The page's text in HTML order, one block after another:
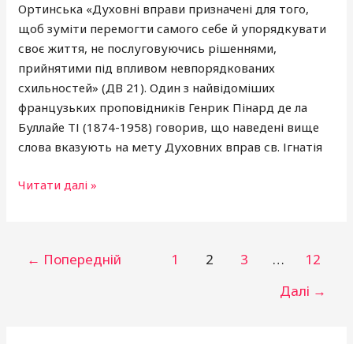
Ортинська «Духовні вправи призначені для того,
щоб зуміти перемогти самого себе й упорядкувати
своє життя, не послуговуючись рішеннями,
прийнятими під впливом невпорядкованих
схильностей» (ДВ 21). Один з найвідоміших
французьких проповідників Генрик Пінард де ла
Буллайе ТІ (1874-1958) говорив, що наведені вище
слова вказують на мету Духовних вправ св. Ігнатія
Читати далі »
← Попередній 1 2 3 …
12
Далі →